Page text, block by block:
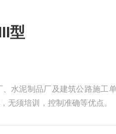
型
水泥制品厂及建筑公路施工
无须培训，控制准确等优点。